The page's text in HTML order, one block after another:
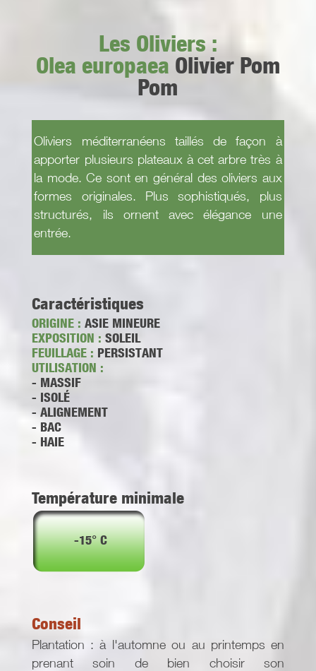
Les Oliviers :
Olea europaea Olivier Pom
Pom
Oliviers méditerranéens taillés de façon à
apporter plusieurs plateaux à cet arbre très à
la mode. Ce sont en général des oliviers aux
formes originales. Plus sophistiqués, plus
structurés, ils ornent avec élégance une
entrée.
Caractéristiques
ORIGINE : ASIE MINEURE
EXPOSITION : SOLEIL
FEUILLAGE : PERSISTANT
UTILISATION :
- MASSIF
- ISOLÉ
- ALIGNEMENT
- BAC
- HAIE
Température minimale
-15° C
Conseil
Plantation : à l'automne ou au printemps en
prenant soin de bien choisir son